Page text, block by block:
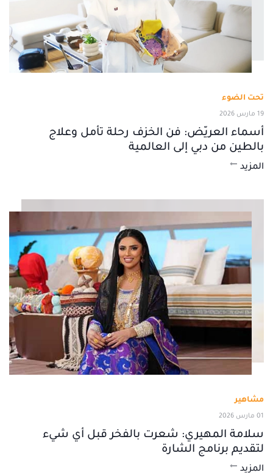
تحت الضوء
19 مارس 2026
أسماء العريّض: فن الخزف رحلة تأمل وعلاج
بالطين من دبي إلى العالمية
المزيد
مشاهير
01 مارس 2026
سلامة المهيري: شعرت بالفخر قبل أي شيء
لتقديم برنامج الشارة
المزيد